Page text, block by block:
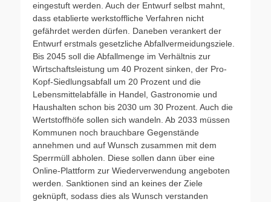
eingestuft werden. Auch der Entwurf selbst mahnt,
dass etablierte werkstoffliche Verfahren nicht
gefährdet werden dürfen. Daneben verankert der
Entwurf erstmals gesetzliche Abfallvermeidungsziele.
Bis 2045 soll die Abfallmenge im Verhältnis zur
Wirtschaftsleistung um 40 Prozent sinken, der Pro-
Kopf-Siedlungsabfall um 20 Prozent und die
Lebensmittelabfälle in Handel, Gastronomie und
Haushalten schon bis 2030 um 30 Prozent. Auch die
Wertstoffhöfe sollen sich wandeln. Ab 2033 müssen
Kommunen noch brauchbare Gegenstände
annehmen und auf Wunsch zusammen mit dem
Sperrmüll abholen. Diese sollen dann über eine
Online-Plattform zur Wiederverwendung angeboten
werden. Sanktionen sind an keines der Ziele
geknüpft, sodass dies als Wunsch verstanden